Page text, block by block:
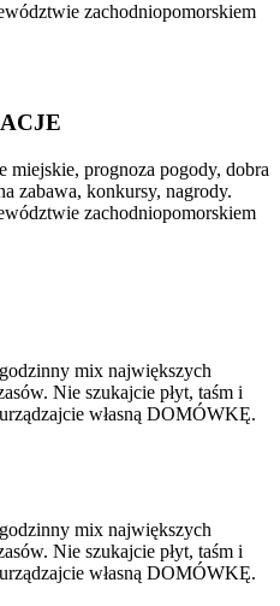
zachodniopomorskiem
miejskie, prognoza pogody, dobra
zabawa, konkursy, nagrody.
zachodniopomorskiem
mix największych
Nie szukajcie płyt, taśm i
własną DOMÓWKĘ.
mix największych
Nie szukajcie płyt, taśm i
własną DOMÓWKĘ.